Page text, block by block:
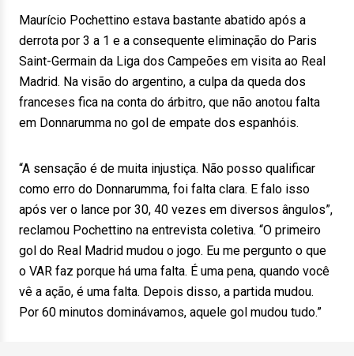
Maurício Pochettino estava bastante abatido após a
derrota por 3 a 1 e a consequente eliminação do Paris
Saint-Germain da Liga dos Campeões em visita ao Real
Madrid. Na visão do argentino, a culpa da queda dos
franceses fica na conta do árbitro, que não anotou falta
em Donnarumma no gol de empate dos espanhóis.
“A sensação é de muita injustiça. Não posso qualificar
como erro do Donnarumma, foi falta clara. E falo isso
após ver o lance por 30, 40 vezes em diversos ângulos”,
reclamou Pochettino na entrevista coletiva. “O primeiro
gol do Real Madrid mudou o jogo. Eu me pergunto o que
o VAR faz porque há uma falta. É uma pena, quando você
vê a ação, é uma falta. Depois disso, a partida mudou.
Por 60 minutos dominávamos, aquele gol mudou tudo.”